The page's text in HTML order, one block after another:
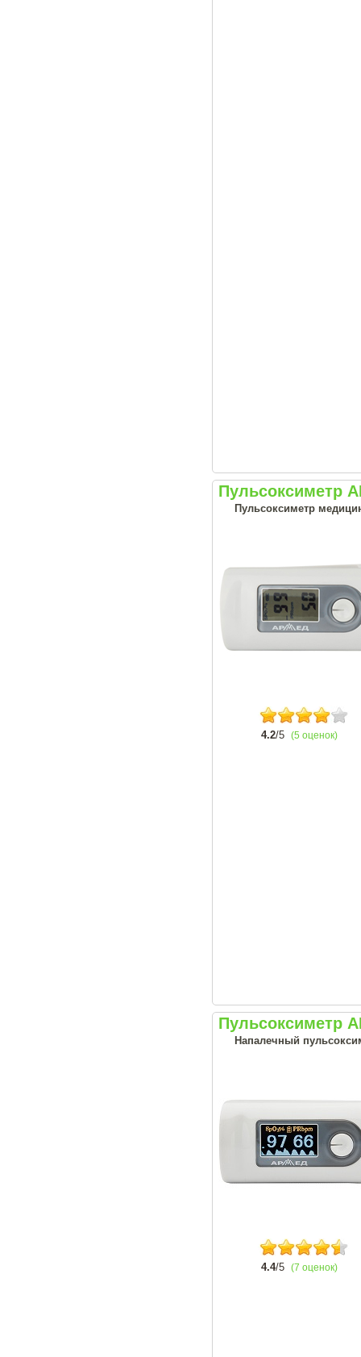
Пульсоксиметр
Пульсоксиметр
4.2/5 (5 оценок)
Пульсоксиметр
Напалечный
4.4/5 (7 оценок)